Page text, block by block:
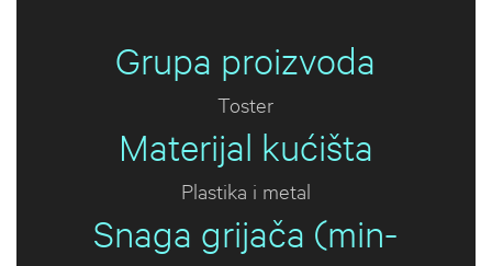
Grupa proizvoda
Toster
Materijal kućišta
Plastika i metal
Snaga grijača (min-